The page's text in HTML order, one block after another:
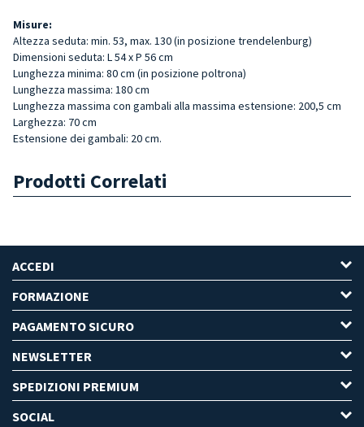
Misure:
Altezza seduta: min. 53, max. 130 (in posizione trendelenburg)
Dimensioni seduta: L 54 x P 56 cm
Lunghezza minima: 80 cm (in posizione poltrona)
Lunghezza massima: 180 cm
Lunghezza massima con gambali alla massima estensione: 200,5 cm
Larghezza: 70 cm
Estensione dei gambali: 20 cm.
Prodotti Correlati
ACCEDI
FORMAZIONE
PAGAMENTO SICURO
NEWSLETTER
SPEDIZIONI PREMIUM
SOCIAL